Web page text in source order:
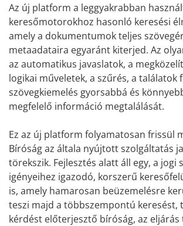
Az új platform a leggyakrabban
keresőmotorokhoz hasonló keresési
amely a dokumentumok teljes
metaadataira egyaránt kiterjed. Az
az automatikus javaslatok, a
logikai műveletek, a szűrés, a találatok
szövegkiemelés gyorsabbá és
megfelelő információ megtalálását.
Ez az új platform folyamatosan frissül
Bíróság az általa nyújtott szolgáltatás
törekszik. Fejlesztés alatt áll egy, a jogi
igényeihez igazodó, korszerű
is, amely hamarosan beüzemelésre
teszi majd a többszempontú keresést,
kérdést előterjesztő bíróság, az eljárás